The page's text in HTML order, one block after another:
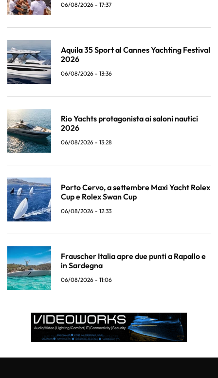
06/08/2026 - 17:37
Aquila 35 Sport al Cannes Yachting Festival
2026
06/08/2026 - 13:36
Rio Yachts protagonista ai saloni nautici
2026
06/08/2026 - 13:28
Porto Cervo, a settembre Maxi Yacht Rolex
Cup e Rolex Swan Cup
06/08/2026 - 12:33
Frauscher Italia apre due punti a Rapallo e
in Sardegna
06/08/2026 - 11:06